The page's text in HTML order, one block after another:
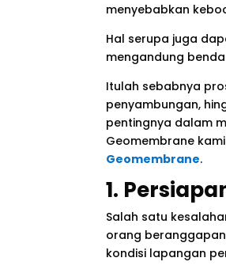
menyebabkan
Hal serupa juga
mengandung
Itulah sebabnya
penyambungan,
pentingnya dalam
Geomembrane
Geomembrane.
1.
Salah satu
orang
kondisi lapangan